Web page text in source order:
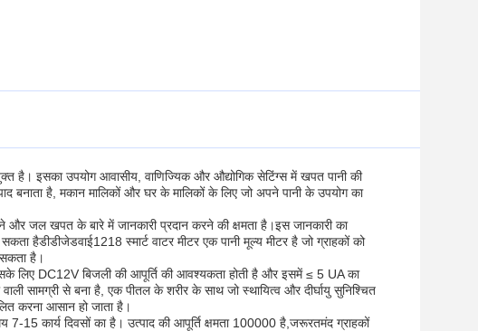
है। इसका उपयोग आवासीय, वाणिज्यिक और औद्योगिक सेटिंग्स में खपत पानी की
बनाता है, मकान मालिकों और घर के मालिकों के लिए जो अपने पानी के उपयोग का
जल खपत के बारे में जानकारी प्रदान करने की क्षमता है।इस जानकारी का
स्मार्ट वाटर मीटर एक पानी मूल्य मीटर है जो ग्राहकों को
है।
लिए DC12V बिजली की आपूर्ति की आवश्यकता होती है और इसमें ≤ 5 UA का
सामग्री से बना है, एक पीतल के शरीर के साथ जो स्थायित्व और दीर्घायु सुनिश्चित
करना आसान हो जाता है।
7-15 कार्य दिवसों का है। उत्पाद की आपूर्ति क्षमता 100000 है,जरूरतमंद ग्राहकों